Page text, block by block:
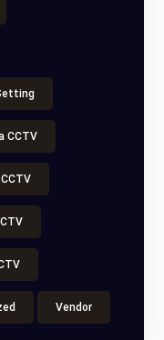
CCTV
Vendor